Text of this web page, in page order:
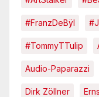
#FranzDeBÿl
#TommyTTulip
Audio-Paparazzi
Dirk Zöllner